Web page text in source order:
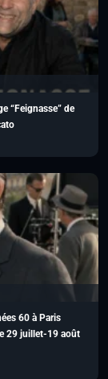
“Feignasse” de
60 à Paris
29 juillet-19 août